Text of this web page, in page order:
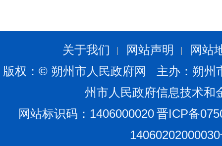
关于我们 网站声明
网站
版权：© 朔州市人民政府网 主办：朔
州市人民政府信息技术和
网站标识码：1406000020晋ICP备